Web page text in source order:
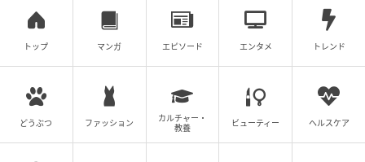
トップ マンガ エピソード エンタメ トレンド
どうぶつ ファッション
カルチャー・
教養
ビューティー ヘルスケア